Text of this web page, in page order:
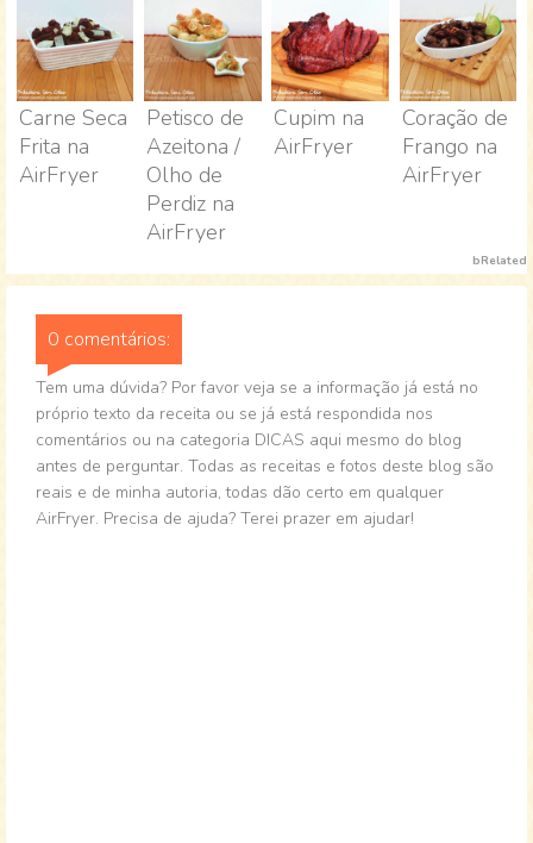
Carne Seca
Frita na
AirFryer
Petisco de
Azeitona /
Olho de
Perdiz na
AirFryer
Cupim na
AirFryer
Coração de
Frango na
AirFryer
bRelated
0 comentários:
Tem uma dúvida? Por favor veja se a informação já está no
próprio texto da receita ou se já está respondida nos
comentários ou na categoria DICAS aqui mesmo do blog
antes de perguntar. Todas as receitas e fotos deste blog são
reais e de minha autoria, todas dão certo em qualquer
AirFryer. Precisa de ajuda? Terei prazer em ajudar!